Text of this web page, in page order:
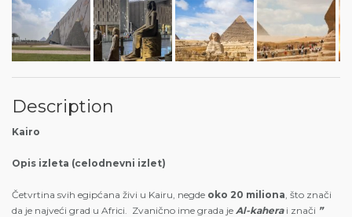
Description
Kairo
Opis izleta (celodnevni izlet)
Četvrtina svih egipćana živi u Kairu, negde oko 20 miliona , što znači
da je najveći grad u Africi. Zvanično ime grada je Al-kaherai znači ”